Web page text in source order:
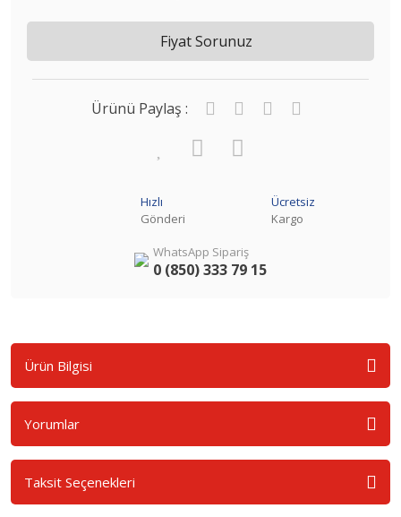
Fiyat Sorunuz
Ürünü Paylaş :
Hızlı
Gönderi
Ücretsiz
Kargo
WhatsApp Sipariş
0 (850) 333 79 15
Ürün Bilgisi
Yorumlar
Taksit Seçenekleri